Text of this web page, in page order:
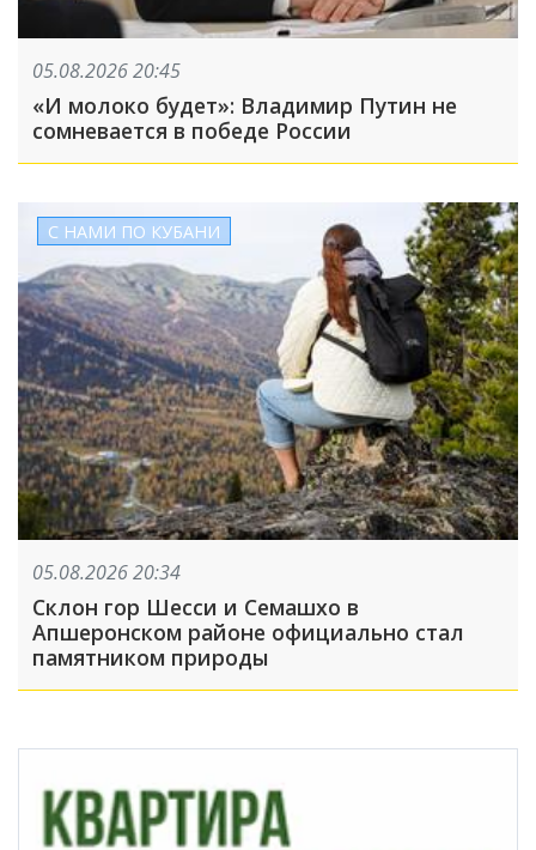
05.08.2026 20:45
«И молоко будет»: Владимир Путин не
сомневается в победе России
С НАМИ ПО КУБАНИ
05.08.2026 20:34
Склон гор Шесси и Семашхо в
Апшеронском районе официально стал
памятником природы